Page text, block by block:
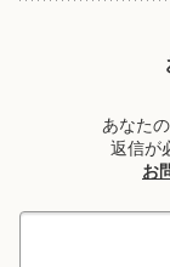
あなた
返信が
お